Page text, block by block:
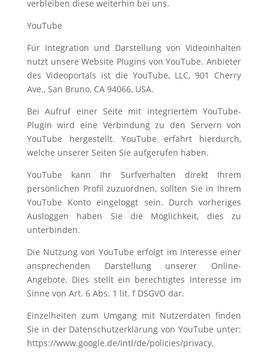
verbleiben diese weiterhin bei uns.
YouTube
Für Integration und Darstellung von Videoinhalten
nutzt unsere Website Plugins von YouTube. Anbieter
des Videoportals ist die YouTube, LLC, 901 Cherry
Ave., San Bruno, CA 94066, USA.
Bei Aufruf einer Seite mit integriertem YouTube-
Plugin wird eine Verbindung zu den Servern von
YouTube hergestellt. YouTube erfährt hierdurch,
welche unserer Seiten Sie aufgerufen haben.
YouTube kann Ihr Surfverhalten direkt Ihrem
persönlichen Profil zuzuordnen, sollten Sie in Ihrem
YouTube Konto eingeloggt sein. Durch vorheriges
Ausloggen haben Sie die Möglichkeit, dies zu
unterbinden.
Die Nutzung von YouTube erfolgt im Interesse einer
ansprechenden Darstellung unserer Online-
Angebote. Dies stellt ein berechtigtes Interesse im
Sinne von Art. 6 Abs. 1 lit. f DSGVO dar.
Einzelheiten zum Umgang mit Nutzerdaten finden
Sie in der Datenschutzerklärung von YouTube unter:
https://www.google.de/intl/de/policies/privacy.